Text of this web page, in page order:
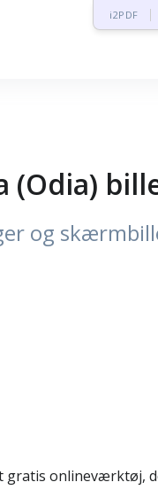
i2PDF
(Odia)
og
gratis onlineværktøj,